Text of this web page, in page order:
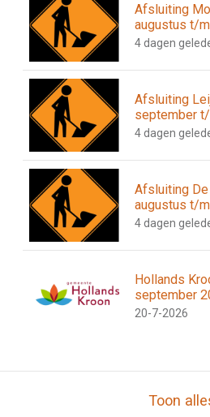
Afsluiting
augustus t/
4 dagen
Afsluiting
september
4 dagen
Afsluiting
augustus t/
4 dagen
Hollands
september
20-7-2026
Toon